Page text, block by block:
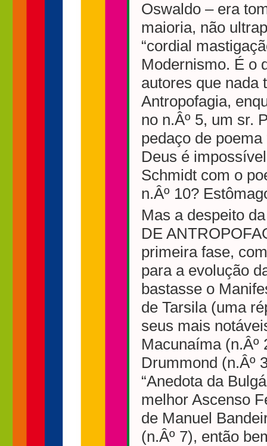
Oswaldo – era
maioria, não
“cordial
Modernismo. É o
autores que nada
Antropofagia,
no n.Âº 5, um sr.
pedaço de poema
Deus é
Schmidt com o
n.Âº 10?
Mas a despeito
DE
primeira fase,
para a evolução
bastasse o
de Tarsila (uma
seus mais
Macunaíma (n.Âº
Drummond (n.Âº
“Anedota da
melhor Ascenso
de Manuel
(n.Âº 7), então